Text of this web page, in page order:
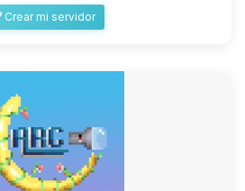
Crear mi servidor